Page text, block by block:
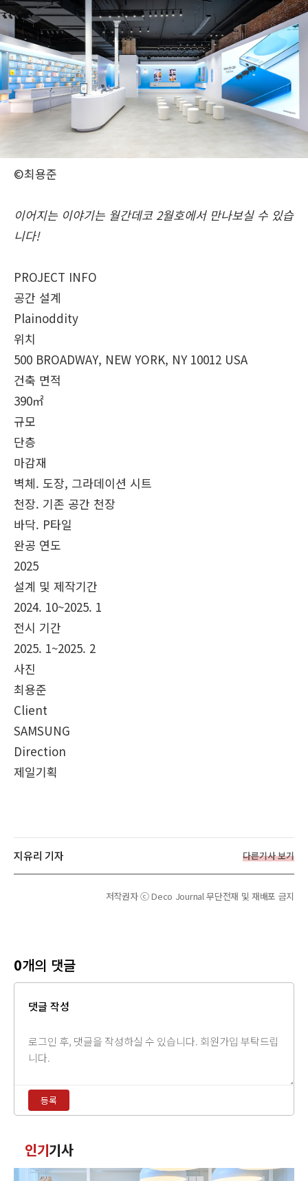
©최용준
이어지는 이야기는 월간데코 2월호에서 만나보실 수 있습
니다!
PROJECT INFO
공간 설계
Plainoddity
위치
500 BROADWAY, NEW YORK, NY 10012 USA
건축 면적
390㎡
규모
단층
마감재
벽체. 도장, 그라데이션 시트
천장. 기존 공간 천장
바닥. P타일
완공 연도
2025
설계 및 제작기간
2024. 10~2025. 1
전시 기간
2025. 1~2025. 2
사진
최용준
Client
SAMSUNG
Direction
제일기획
지유리 기자 다른기사 보기
저작권자 ⓒ Deco Journal 무단전재 및 재배포 금지
0개의 댓글
댓글 작성
력
등록
글
인기기사